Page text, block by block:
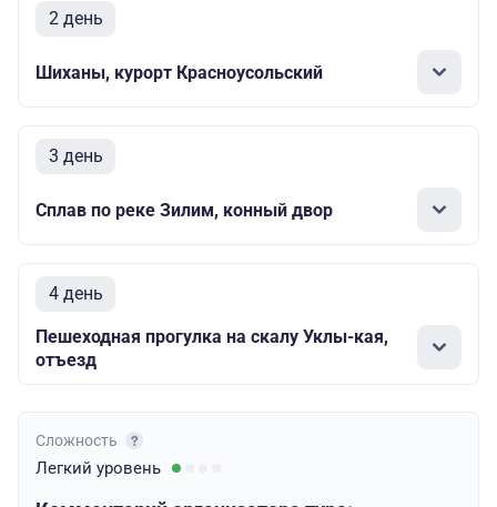
2 день
Шиханы, курорт Красноусольский
3 день
Сплав по реке Зилим, конный двор
4 день
Пешеходная прогулка на скалу Уклы-кая,
отъезд
Сложность
Легкий уровень